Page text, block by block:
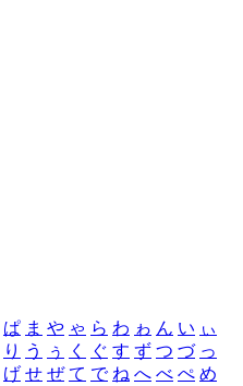
ぱ ま や ゃ ら わ ゎ ん い ぃ
り う ぅ く ぐ す ず つ づ っ
げ せ ぜ て で ね へ べ ぺ め